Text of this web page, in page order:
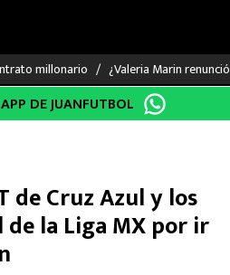
millonario ¿Valeria Marin
DE JUANFUTBOL
de Cruz Azul y los
la Liga MX por ir